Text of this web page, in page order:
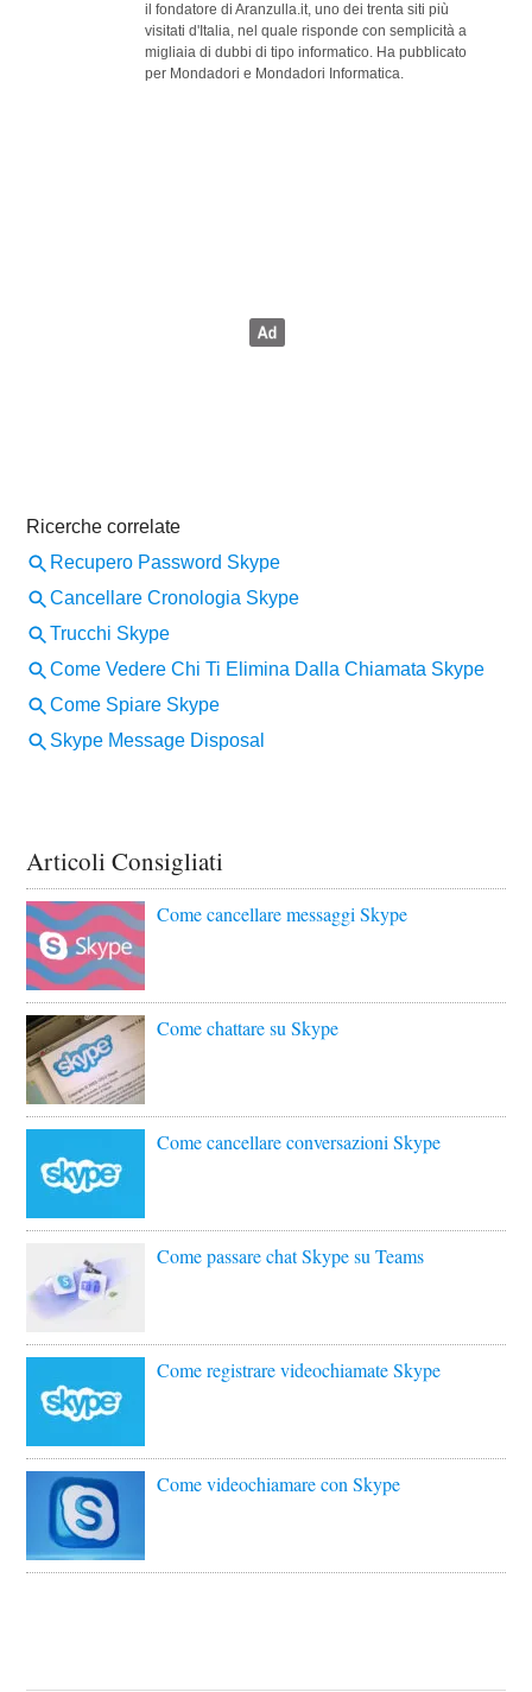
il fondatore di Aranzulla.it, uno dei trenta siti più
visitati d'Italia, nel quale risponde con semplicità a
migliaia di dubbi di tipo informatico. Ha pubblicato
per Mondadori e Mondadori Informatica.
Articoli Consigliati
Come cancellare messaggi Skype
Come chattare su Skype
Come cancellare conversazioni Skype
Come passare chat Skype su Teams
Come registrare videochiamate Skype
Come videochiamare con Skype